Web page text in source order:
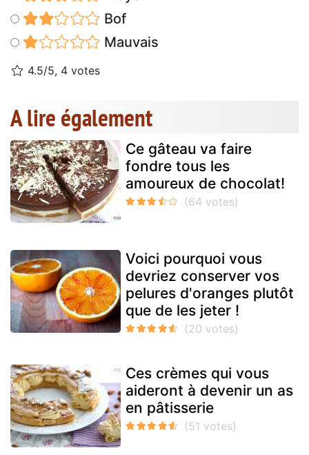
Bof
Mauvais
4.5/5, 4 votes
A lire également
Ce gâteau va faire
fondre tous les
amoureux de chocolat!
Voici pourquoi vous
devriez conserver vos
pelures d'oranges plutôt
que de les jeter !
Ces crèmes qui vous
aideront à devenir un as
en pâtisserie